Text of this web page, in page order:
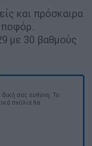
και πρόσκαιρα
με 30 βαθμούς
σας ευθύνη. Το
σχόλια θα